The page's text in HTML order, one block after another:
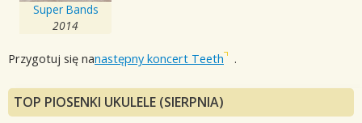
Super Bands
2014
Przygotuj się nanastępny koncert Teeth .
TOP PIOSENKI UKULELE (SIERPNIA)